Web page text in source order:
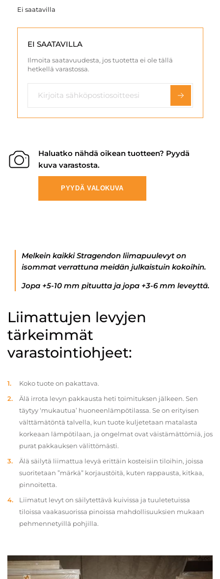
Ei saatavilla
EI SAATAVILLA
Ilmoita saatavuudesta, jos tuotetta ei ole tällä
hetkellä varastossa.
Haluatko nähdä oikean tuotteen? Pyydä
kuva varastosta.
PYYDÄ VALOKUVA
Melkein kaikki Stragendon liimapuulevyt on
isommat verrattuna meidän julkaistuin kokoihin.
Jopa +5-10 mm pituutta ja jopa +3-6 mm leveyttä.
Liimattujen levyjen
tärkeimmät
varastointiohjeet:
Koko tuote on pakattava.
Älä irrota levyn pakkausta heti toimituksen jälkeen. Sen
täytyy ‘mukautua’ huoneenlämpötilassa. Se on erityisen
välttämätöntä talvella, kun tuote kuljetetaan matalasta
korkeaan lämpötilaan, ja ongelmat ovat väistämättömiä, jos
purat pakkauksen välittömästi.
Älä säilytä liimattua levyä erittäin kosteisiin tiloihin, joissa
suoritetaan ”märkä” korjaustöitä, kuten rappausta, kitkaa,
pinnoitetta.
Liimatut levyt on säilytettävä kuivissa ja tuuletetuissa
tiloissa vaakasuorissa pinoissa mahdollisuuksien mukaan
pehmennetyillä pohjilla.